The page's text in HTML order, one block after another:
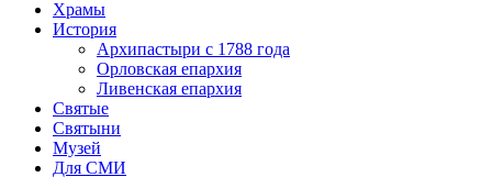
Храмы
История
Архипастыри с 1788 года
Орловская епархия
Ливенская епархия
Святые
Святыни
Музей
Для СМИ